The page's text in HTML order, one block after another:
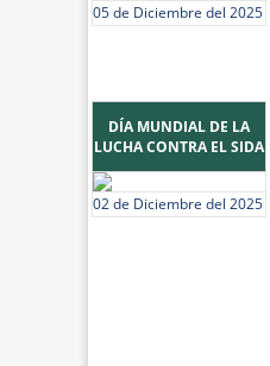
05 de Diciembre del 2025
DÍA MUNDIAL DE LA
LUCHA CONTRA EL SIDA
02 de Diciembre del 2025